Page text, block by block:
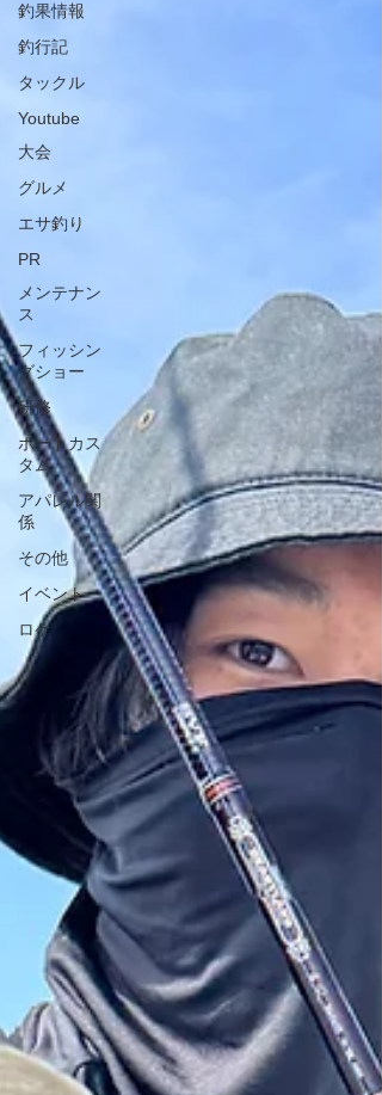
釣果情報
釣行記
タックル
Youtube
大会
グルメ
エサ釣り
PR
メンテナン
ス
フィッシン
グショー
研修
ボートカス
タム
アパレル関
係
その他
イベント
ロケ